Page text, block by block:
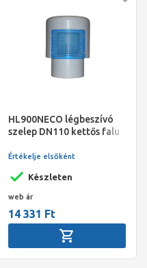
HL900NECO légbeszívó
szelep DN110 kettős falu
Készleten
Értékelje elsőként
web ár
14 331 Ft